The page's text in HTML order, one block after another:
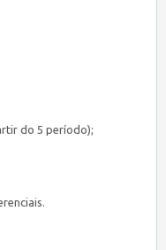
do 5 período);